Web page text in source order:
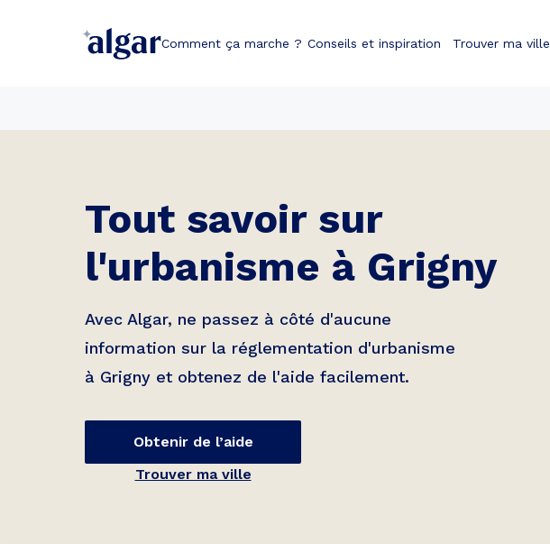
Comment ça marche ? Conseils et inspiration Trouver ma ville
Tout savoir sur
l'urbanisme à Grigny
Avec Algar, ne passez à côté d'aucune
information sur la réglementation d'urbanisme
à Grigny et obtenez de l'aide facilement.
Obtenir de l’aide
Trouver ma ville